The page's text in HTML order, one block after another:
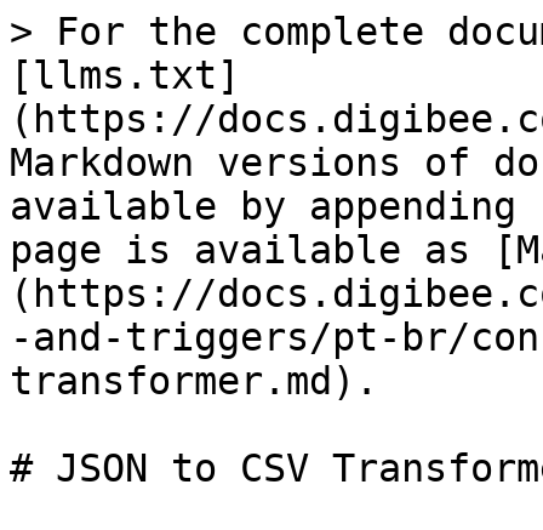
> For the complete
[llms.txt]
(https://
Markdown versions of
available by
page is available as
(https://
-and-triggers/pt-br/
transformer.md).
# JSON to CSV